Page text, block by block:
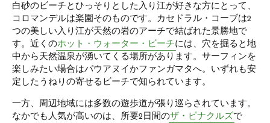
白砂のビーチとひっそりとした入り江が好きな方にとって、
コロマンデルは楽園そのものです。カセドラル・コーブは2
つの美しい入り江が天然の岩のアーチで結ばれた景勝地で
す。近くのホット・ウォーター・ビーチには、穴を掘ると地
中から天然温泉が湧いてくる場所があります。サーフィンを
楽しみたい場合はパウアヌイかファンガマタへ。いずれも安
定したうねりの寄せるビーチで知られています。
一方、周辺地域には多数の遊歩道が張り巡らされています。
なかでも人気が高いのは、所要2日間のザ・ピナクルズで